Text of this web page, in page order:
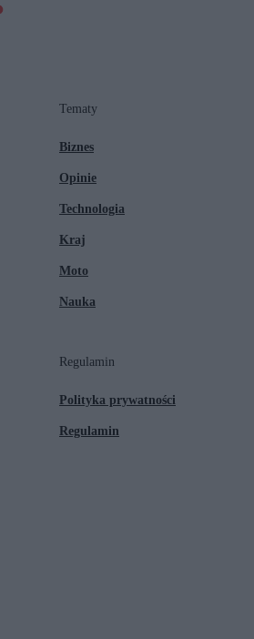
Tematy
Biznes
Opinie
Technologia
Kraj
Moto
Nauka
Regulamin
Polityka prywatności
Regulamin